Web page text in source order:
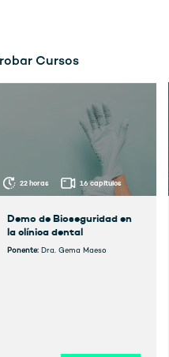
Cursos
22 horas 16 capítulos
Demo de Bioseguridad en
la clínica dental
Ponente: Dra. Gema Maeso